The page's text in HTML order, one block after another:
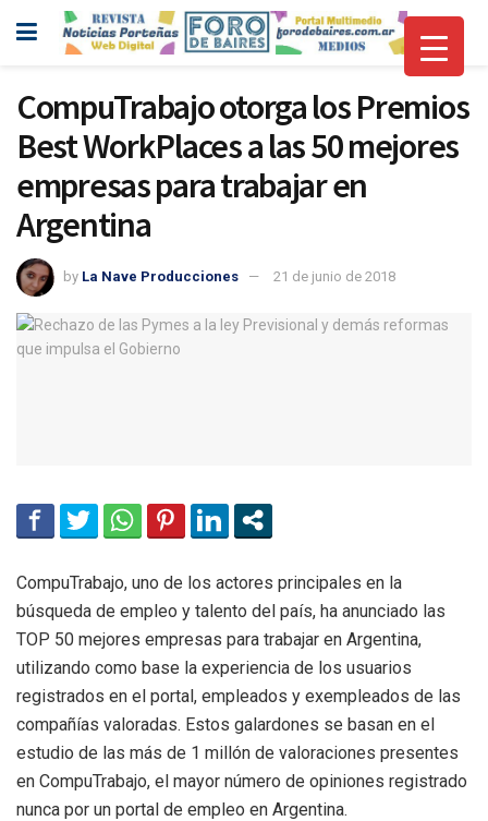
CompuTrabajo otorga los Premios
Best WorkPlaces a las 50 mejores
empresas para trabajar en
Argentina
by La Nave Producciones 21 de junio de 2018
CompuTrabajo, uno de los actores principales en la
búsqueda de empleo y talento del país, ha anunciado las
TOP 50 mejores empresas para trabajar en Argentina,
utilizando como base la experiencia de los usuarios
registrados en el portal, empleados y exempleados de las
compañías valoradas. Estos galardones se basan en el
estudio de las más de 1 millón de valoraciones presentes
en CompuTrabajo, el mayor número de opiniones registrado
nunca por un portal de empleo en Argentina.